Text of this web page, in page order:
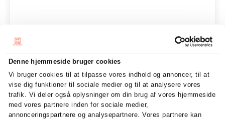
Denne hjemmeside bruger cookies
Vi bruger cookies til at tilpasse vores indhold og annoncer, til at
vise dig funktioner til sociale medier og til at analysere vores
trafik. Vi deler også oplysninger om din brug af vores hjemmeside
med vores partnere inden for sociale medier,
annonceringspartnere og analysepartnere. Vores partnere kan